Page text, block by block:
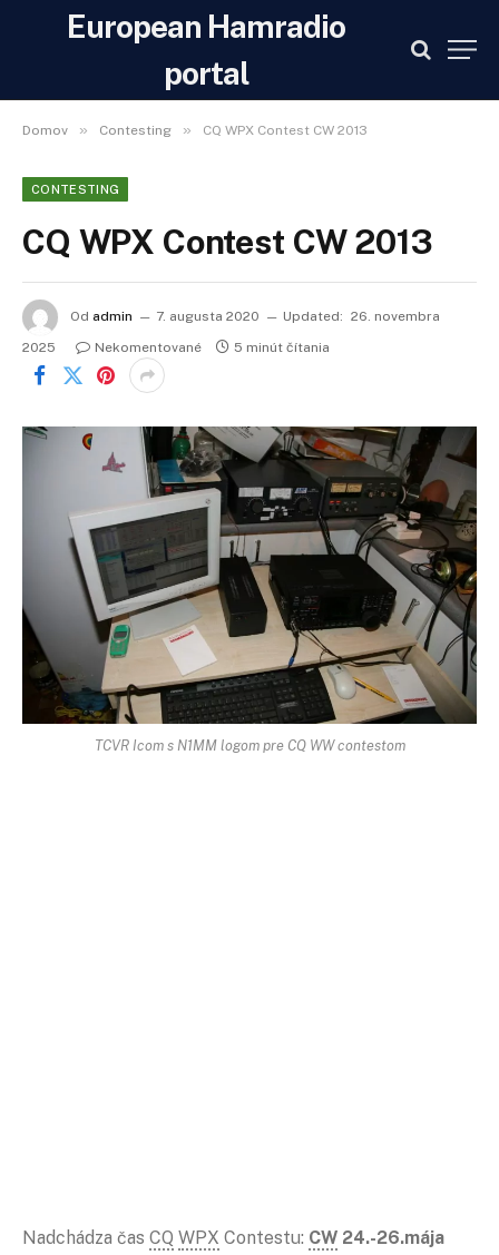
European Hamradio
portal
Domov » Contesting » CQ WPX Contest CW 2013
CONTESTING
CQ WPX Contest CW 2013
Od admin 7. augusta 2020 Updated: 26. novembra
2025
Nekomentované 5 minút čítania
TCVR Icom s N1MM logom pre CQ WW contestom
Nadchádza čas CQ WPX Contestu: CW 24.-26.mája